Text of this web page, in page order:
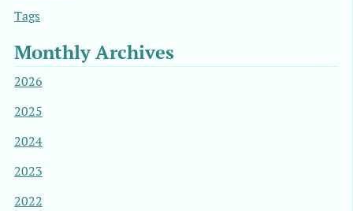
Tags
Monthly Archives
2026
2025
2024
2023
2022